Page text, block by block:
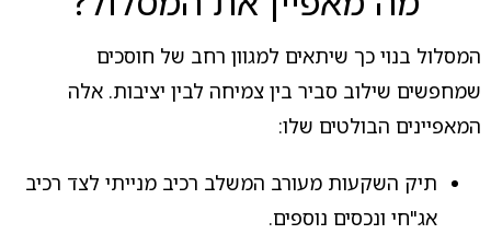
המסלול בנוי כך שיתאים למגוון רחב של חוסכים
שמחפשים שילוב סביר בין צמיחה לבין יציבות. אלה
המאפיינים הבולטים שלו:
תיק השקעות מעורב המשלב רכיב מנייתי לצד רכיב
אג"חי ונכסים נוספים.